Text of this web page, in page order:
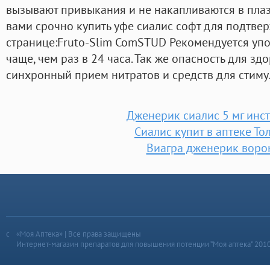
вызывают привыкания и не накапливаются в
вами срочно купить уфе сиалис софт для
странице:Fruto-Slim ComSTUD Рекомендуется
чаще, чем раз в 24 часа. Так же опасность для
синхронный прием нитратов и средств для
Дженерик сиалис 5 мг
Сиалис купит в аптеке
Виагра дженерик
«Моя Аптека» | Все права защищены
Интернет-магазин препаратов для повышения потенции “Моя аптека”